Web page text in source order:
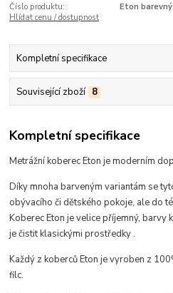
Číslo produktu:
Eton barevný
Hlídat cenu / dostupnost
Kompletní specifikace
Související zboží 8
Kompletní specifikace
Metrážní koberec Eton je moderním
Díky mnoha barveným variantám se
obývacího či dětského pokoje, ale do
Koberec Eton je velice příjemný, barvy
je čistit klasickými prostředky.
Každý z koberců Eton je vyroben z
filc.